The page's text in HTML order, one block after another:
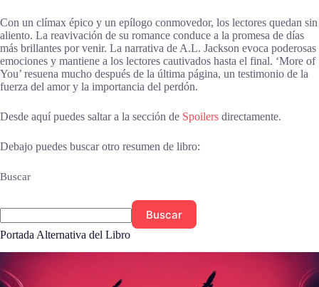
Con un clímax épico y un epílogo conmovedor, los lectores quedan sin
aliento. La reavivación de su romance conduce a la promesa de días
más brillantes por venir. La narrativa de A.L. Jackson evoca poderosas
emociones y mantiene a los lectores cautivados hasta el final. ‘More of
You’ resuena mucho después de la última página, un testimonio de la
fuerza del amor y la importancia del perdón.
Desde aquí puedes saltar a la sección de Spoilers directamente.
Debajo puedes buscar otro resumen de libro:
Buscar
Buscar
Portada Alternativa del Libro